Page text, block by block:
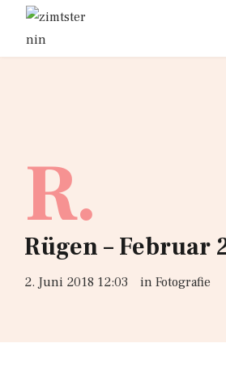
R.
Rügen – Februar
2. Juni 2018 12:03 in Fotografie